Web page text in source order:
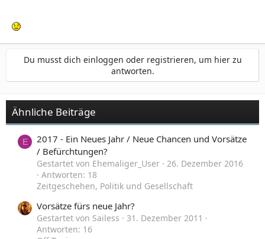
Du musst dich einloggen oder registrieren, um hier zu
antworten.
Ähnliche Beiträge
E
2017 - Ein Neues Jahr / Neue Chancen und Vorsätze
/ Befürchtungen?
Gestartet von Ehemaliger_User
26. Dezember 2016
Antworten: 18
Zeitgeschehen, Politik und Gesellschaft
Vorsätze fürs neue Jahr?
Gestartet von Sailess
31. Dezember 2011
Antworten: 16